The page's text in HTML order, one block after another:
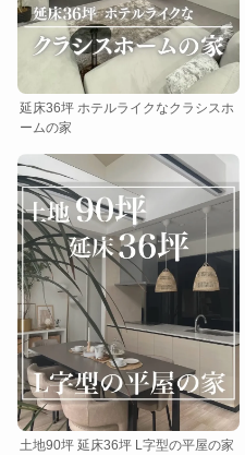
延床36坪 ホテルライクなクラシスホ
ームの家
土地90坪 延床36坪 L字型の平屋の家